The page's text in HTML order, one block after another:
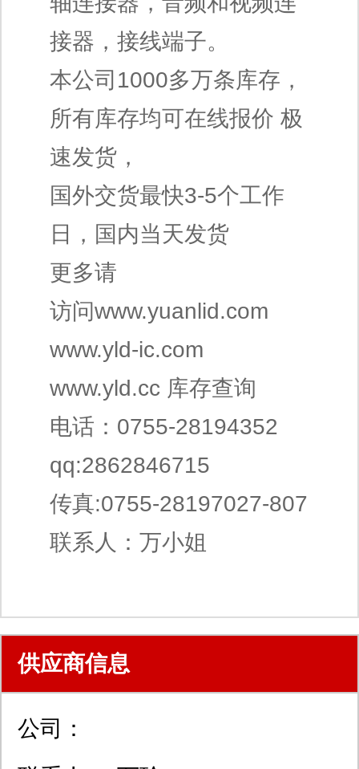
接器，接线端子。
本公司1000多万条库存，
所有库存均可在线报价 极
速发货，
国外交货最快3-5个工作
日，国内当天发货
更多请
访问www.yuanlid.com
www.yld-ic.com
www.yld.cc 库存查询
电话：0755-28194352
qq:2862846715
传真:0755-28197027-807
联系人：万小姐
供应商信息
公司：